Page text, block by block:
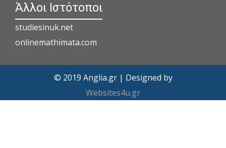
Άλλοι Ιστότοποι
studiesinuk.net
onlinemathimata.com
© 2019 Anglia.gr | Designed by
Websites4u.gr